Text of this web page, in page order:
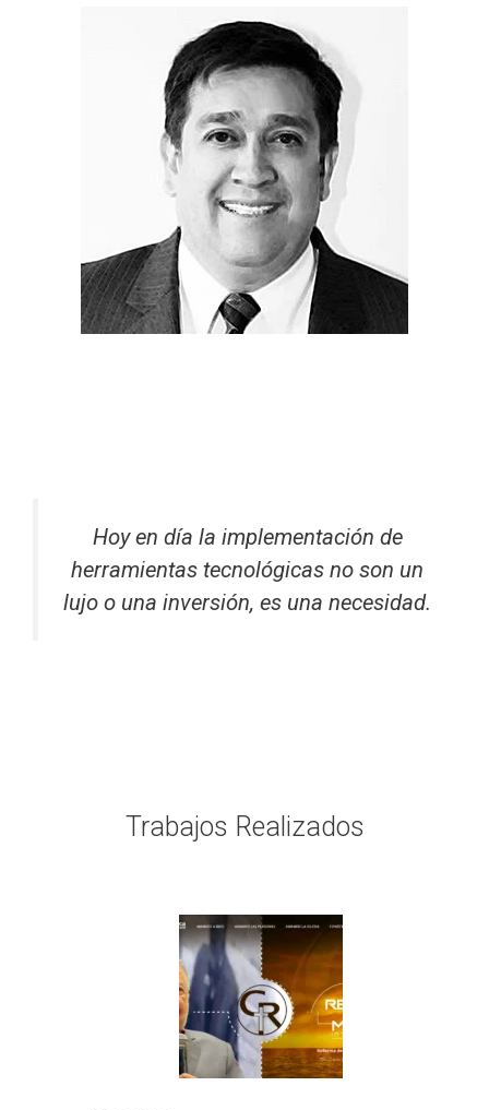
Hoy en día la implementación de
herramientas tecnológicas no son un
lujo o una inversión, es una necesidad.
Trabajos Realizados